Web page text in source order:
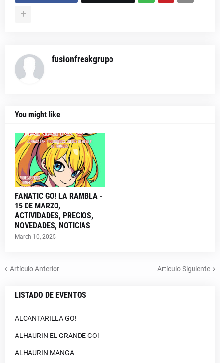
fusionfreakgrupo
You might like
FANATIC GO! LA RAMBLA -
15 DE MARZO,
ACTIVIDADES, PRECIOS,
NOVEDADES, NOTICIAS
March 10, 2025
Artículo Anterior Artículo Siguiente
LISTADO DE EVENTOS
ALCANTARILLA GO!
ALHAURIN EL GRANDE GO!
ALHAURIN MANGA